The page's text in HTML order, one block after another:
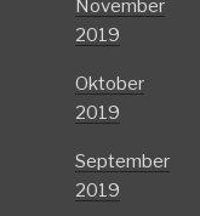
November
2019
Oktober
2019
September
2019